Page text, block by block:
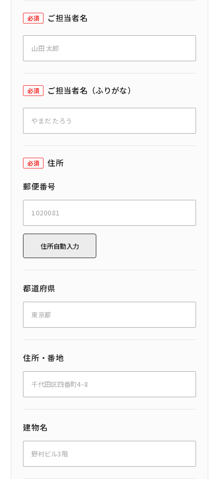
必須 ご担当者名
必須 ご担当者名（ふりがな）
必須
住所
郵便番号
住所自動入力
都道府県
住所・番地
建物名